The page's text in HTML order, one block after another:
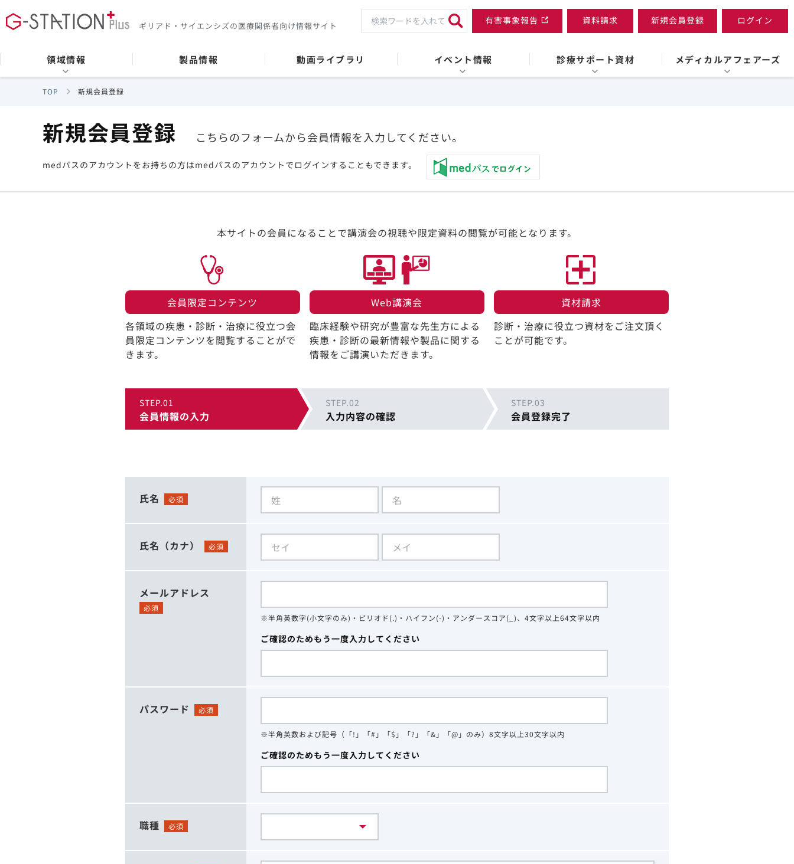
ギリアド・サイエンシズの医療関係者向け情報サイト 有害事象報告 資料請求 新規会員登録 ログイン
領域情報 製品情報 動画ライブラリ イベント情報 診療サポート資材 メディカルアフェアーズ
TOP 新規会員登録
新規会員登録 こちらのフォームから会員情報を入力してください。
medパスのアカウントをお持ちの方はmedパスのアカウントでログインすることもできます。
本サイトの会員になることで講演会の視聴や限定資料の閲覧が可能となります。
会員限定コンテンツ​
各領域の疾患・診断・治療に役立つ会
員限定コンテンツを閲覧することがで
きます。​
Web講演会​
臨床経験や研究が豊富な先生方による
疾患・診断の最新情報や製品に関する
情報をご講演いただきます。
資材請求​
診断・治療に役立つ資材をご注文頂く
ことが可能です。
STEP.01
会員情報の入力
STEP.02
入力内容の確認
STEP.03
会員登録完了
氏名 必須
氏名（カナ） 必須
メールアドレス
必須
※半角英数字(小文字のみ)・ピリオド(.)・ハイフン(-)・アンダースコア(_)、4文字以上64文字以内
ご確認のためもう一度入力してください
パスワード 必須
※半角英数および記号（「!」「#」「$」「?」「&」「@」のみ）8文字以上30文字以内
ご確認のためもう一度入力してください
職種 必須